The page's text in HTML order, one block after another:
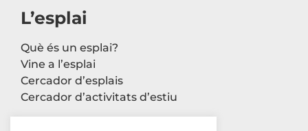
L’esplai
Què és un esplai?
Vine a l’esplai
Cercador d’esplais
Cercador d’activitats d’estiu